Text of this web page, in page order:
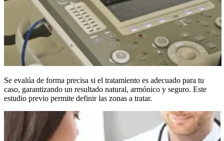
Se evalúa de forma precisa si el tratamiento es adecuado para tu
caso, garantizando un resultado natural, armónico y seguro. Este
estudio previo permite definir las zonas a tratar.